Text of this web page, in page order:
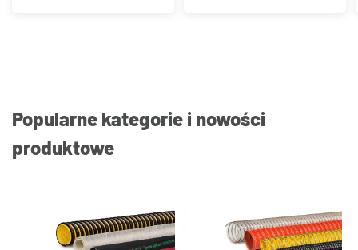
Popularne kategorie i nowości
produktowe